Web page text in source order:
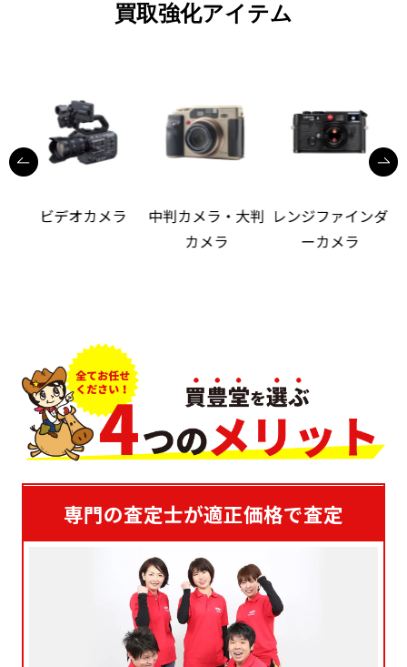
買取強化アイテム
ビデオカメラ
中判カメラ・大判
カメラ
レンジファインダ
ーカメラ
専門の査定士が適正価格で査定